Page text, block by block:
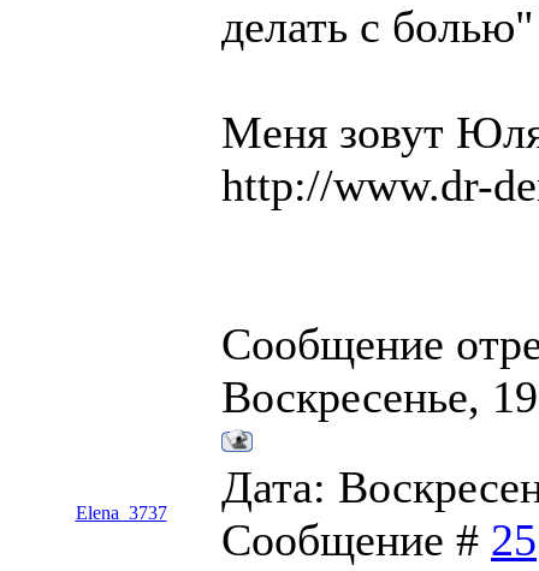
делать с болью"
Меня зовут
http://www.dr-
Сообщение
Воскресенье,
Elena_3737
Дата:
Сообщение # 25